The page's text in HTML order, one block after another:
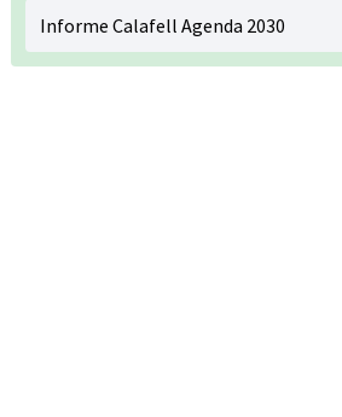
Informe Calafell Agenda 2030